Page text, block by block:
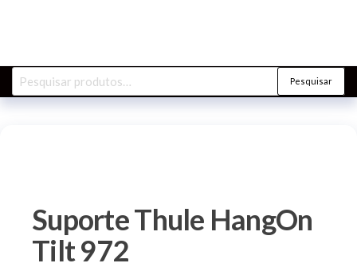
Pesquisar
por:
Pesquisar
Suporte Thule HangOn
Tilt 972